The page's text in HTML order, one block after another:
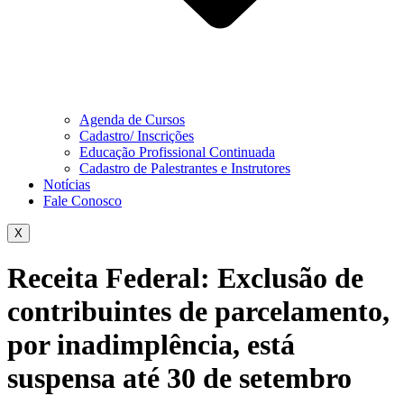
Agenda de Cursos
Cadastro/ Inscrições
Educação Profissional Continuada
Cadastro de Palestrantes e Instrutores
Notícias
Fale Conosco
X
Receita Federal: Exclusão de
contribuintes de parcelamento,
por inadimplência, está
suspensa até 30 de setembro